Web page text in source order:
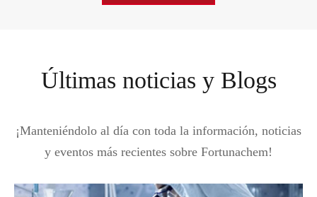
Últimas noticias y Blogs
¡Manteniéndolo al día con toda la información, noticias
y eventos más recientes sobre Fortunachem!